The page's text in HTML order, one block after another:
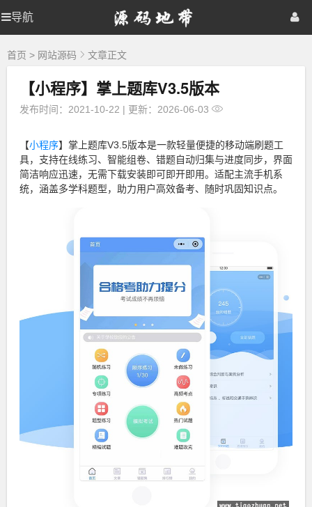
导航
源
码
带
源
码
首页 网站源码
棋牌源码
首页 > 网站源码 文章正文
【小程序】掌上题库V3.5版本
发布时间：2021-10-22 | 更新：2026-06-03
【小程序】掌上题库V3.5版本是一款轻量便捷的移动端刷题工
具，支持在线练习、智能组卷、错题自动归集与进度同步，界面
简洁响应迅速，无需下载安装即可即开即用。适配主流手机系
统，涵盖多学科题型，助力用户高效备考、随时巩固知识点。